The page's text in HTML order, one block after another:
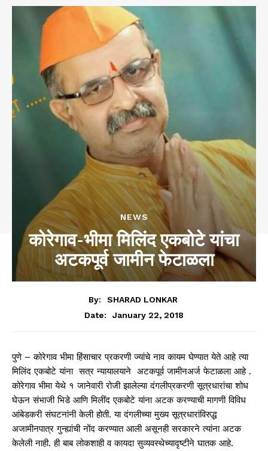
NEWS
कोरेगाव-भीमा मिलिंद एकबोटे यांचा
अटकपूर्व जामीन फेटाळला
By:
SHARAD LONKAR
Date:
January 22, 2018
पुणे – कोरेगाव भीमा हिंसाचार प्रकरणी ज्यांचे नाव कायम घेण्यात येते आहे त्या
मिलिंद एकबोटे यांना सत्र न्यायालयाने अटकपूर्व जामीनअर्ज फेटाळला आहे .
कोरेगाव भीमा येथे १ जानेवारी रोजी झालेल्या दंगलीप्रकरणी सूत्रधारांचा शोध
घेऊन संभाजी भिडे आणि मिलींद एकबोटे यांना अटक करण्याची मागणी विविध
आंबेडकरी संघटनांनी केली होती. या दंगलीच्या मुख्य सूत्रधारांविरुद्ध
अजामीनपात्र गुन्ह्यांची नोंद करण्यात आली असूनही सरकारने त्यांना अटक
केलेली नाही. ही बाब लोकशाही व कायदा सुव्यवस्थेच्यादृष्टीने घातक आहे.